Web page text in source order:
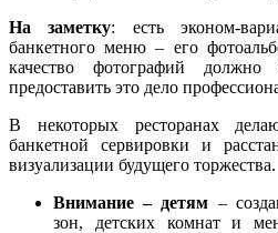
На заметку: есть эконом-
банкетного меню – его
качество фотографий
предоставить это дело
В некоторых ресторанах
банкетной сервировки и
визуализации будущего торжества.
Внимание – детям –
зон, детских комнат и